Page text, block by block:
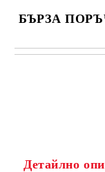
БЪРЗА
Детайлно